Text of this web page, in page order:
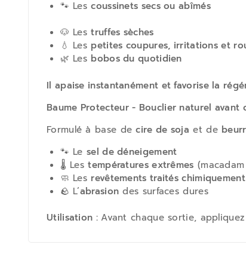
🐾 Lescoussinets secs ou abîmés
🐶 Lestruffes sèches
💧 Les petites coupures, irritations et
🌿 Les bobos du quotidien
Il apaise instantanément et favorise la
Baume Protecteur - Bouclier naturel avant
Formulé à base decire de soja et de
🐾 Le sel de déneigement
🌡️ Lestempératures extrêmes
🧼 Les revêtements traités chimiquement
🪨 L’abrasion des surfaces dures
Utilisation : Avant chaque sortie,